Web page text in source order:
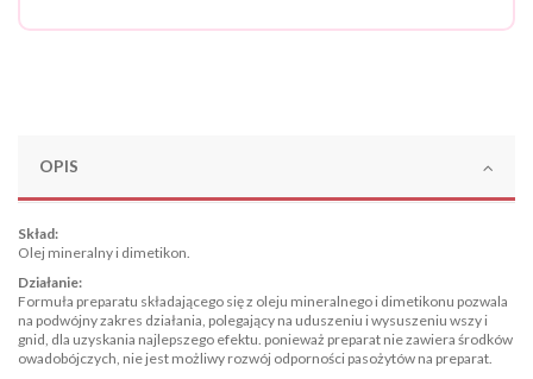
OPIS
Skład:
Olej mineralny i dimetikon.
Działanie:
Formuła preparatu składającego się z oleju mineralnego i dimetikonu pozwala
na podwójny zakres działania, polegający na uduszeniu i wysuszeniu wszy i
gnid, dla uzyskania najlepszego efektu. ponieważ preparat nie zawiera środków
owadobójczych, nie jest możliwy rozwój odporności pasożytów na preparat.